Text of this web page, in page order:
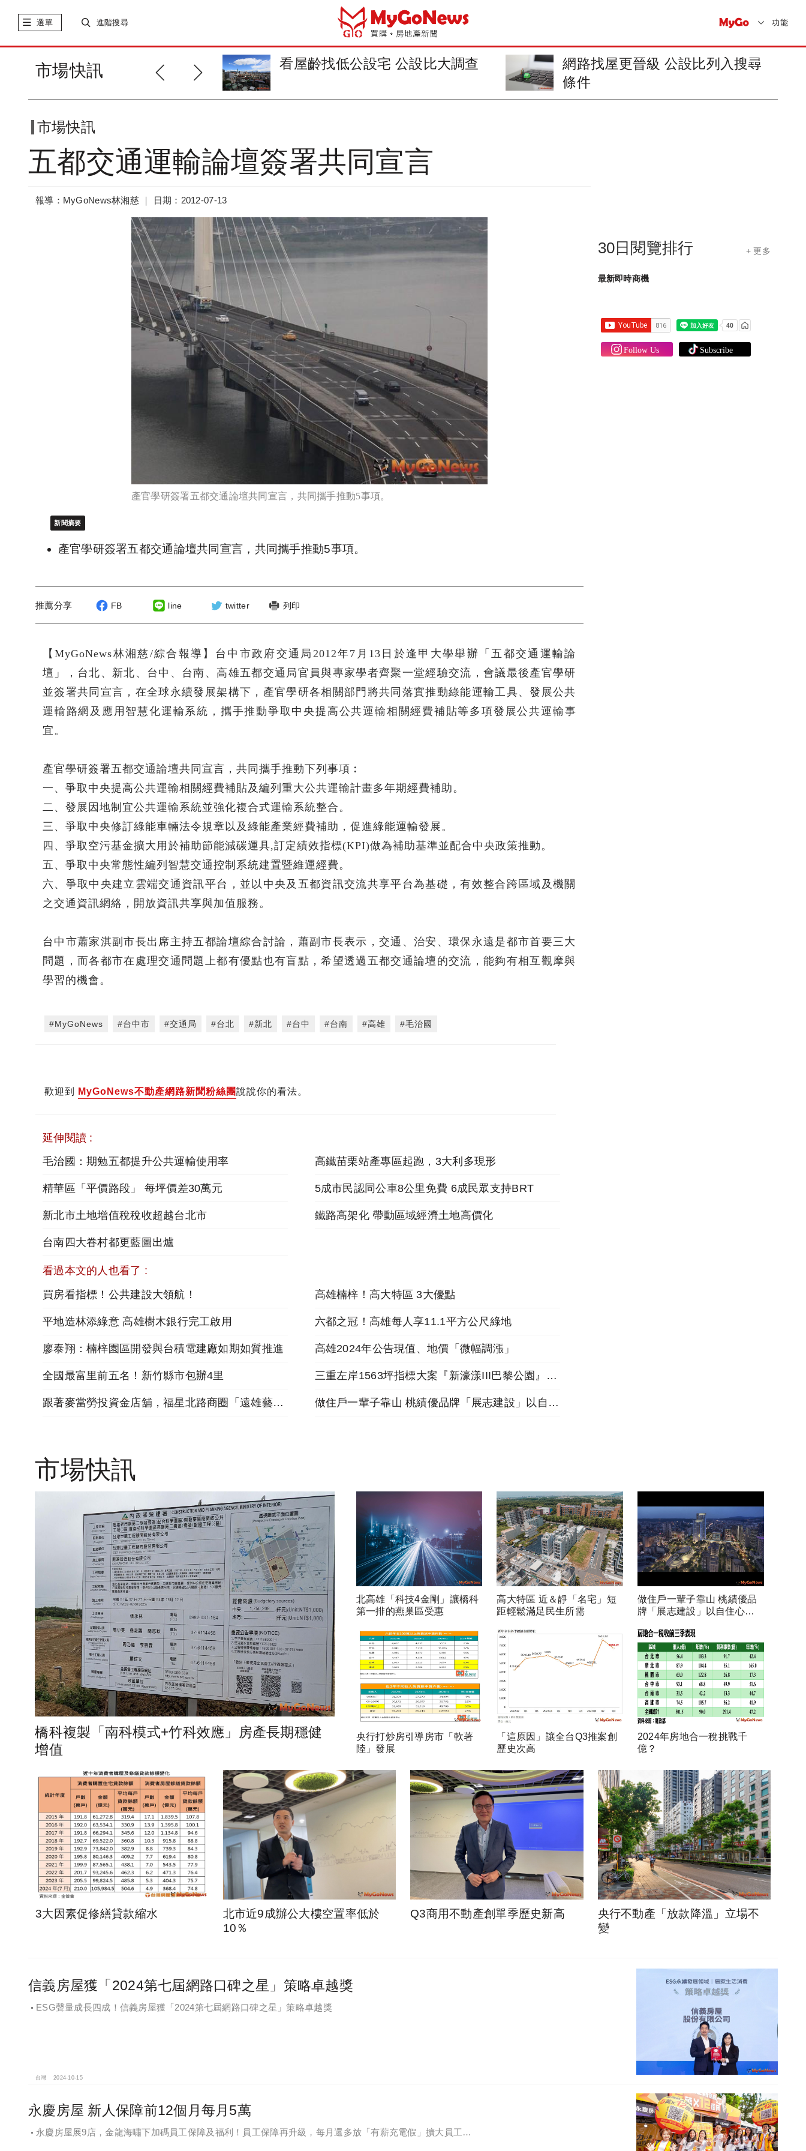
選單 進階搜尋 功能
市場快訊
屋齡找低公設宅 公設比大調查
網路找屋更晉級 公設比列入搜尋
融合藝術與建築 「七俠」辦美術
展
市場快訊
五都交通運輸論壇簽署共同宣言
報導：MyGoNews林湘慈 ｜ 日期：2012-07-13
產官學研簽署五都交通論壇共同宣言，共同攜手推動5事項。
新聞摘要
產官學研簽署五都交通論壇共同宣言，共同攜手推動5事項。
推薦分享 FB line twitter 列印
【MyGoNews林湘慈/綜合報導】台中市政府交通局2012年7月13日於逢甲大學舉辦「五都交通運輸論
壇」，台北、新北、台中、台南、高雄五都交通局官員與專家學者齊聚一堂經驗交流，會議最後產官學研
並簽署共同宣言，在全球永續發展架構下，產官學研各相關部門將共同落實推動綠能運輸工具、發展公共
運輸路網及應用智慧化運輸系統，攜手推動爭取中央提高公共運輸相關經費補貼等多項發展公共運輸事
宜。
產官學研簽署五都交通論壇共同宣言，共同攜手推動下列事項︰
一、爭取中央提高公共運輸相關經費補貼及編列重大公共運輸計畫多年期經費補助。
二、發展因地制宜公共運輸系統並強化複合式運輸系統整合。
三、爭取中央修訂綠能車輛法令規章以及綠能產業經費補助，促進綠能運輸發展。
四、爭取空污基金擴大用於補助節能減碳運具,訂定績效指標(KPI)做為補助基準並配合中央政策推動。
五、爭取中央常態性編列智慧交通控制系統建置暨維運經費。
六、爭取中央建立雲端交通資訊平台，並以中央及五都資訊交流共享平台為基礎，有效整合跨區域及機關
之交通資訊網絡，開放資訊共享與加值服務。
台中市蕭家淇副市長出席主持五都論壇綜合討論，蕭副市長表示，交通、治安、環保永遠是都市首要三大
問題，而各都市在處理交通問題上都有優點也有盲點，希望透過五都交通論壇的交流，能夠有相互觀摩與
學習的機會。
#MyGoNews #台中市 #交通局 #台北 #新北 #台中 #台南 #高雄 #毛治國
歡迎到 MyGoNews不動產網路新聞粉絲團說說你的看法。
延伸閱讀 :
毛治國：期勉五都提升公共運輸使用率
高鐵苗栗站產專區起跑，3大利多現形
精華區「平價路段」 每坪價差30萬元 5成市民認同公車8公里免費 6成民眾支持BRT
新北市土地增值稅稅收超越台北市 鐵路高架化 帶動區域經濟土地高價化
台南四大眷村都更藍圖出爐
看過本文的人也看了 :
買房看指標！公共建設大領航！
高雄楠梓！高大特區 3大優點
平地造林添綠意 高雄樹木銀行完工啟用 六都之冠！高雄每人享11.1平方公尺綠地
廖泰翔：楠梓園區開發與台積電建廠如期如質推進 高雄2024年公告現值、地價「微幅調漲」
全國最富里前五名！新竹縣市包辦4里 三重左岸1563坪指標大案『新濠漾III巴黎公園』熱銷開工
跟著麥當勞投資金店舖，福星北路商圈「遠雄藝舍」金店炙手可熱 做住戶一輩子靠山 桃績優品牌「展志建設」以自住心蓋房
30日閱覽排行 + 更多
最新即時商機
市場快訊
橋科複製「南科模式+竹科效應」房產長期穩健
增值
北高雄「科技4金剛」讓橋科
第一排的燕巢區受惠
高大特區 近＆靜「名宅」短
距輕鬆滿足民生所需
做住戶一輩子靠山 桃績優品
牌「展志建設」以自住心蓋
央行打炒房引導房市「軟著
陸」發展
「這原因」讓全台Q3推案創
歷史次高
2024年房地合一稅挑戰千
億？
3大因素促修繕貸款縮水
北市近9成辦公大樓空置率低於
10％
Q3商用不動產創單季歷史新高
央行不動產「放款降溫」立場不
變
信義房屋獲「2024第七屆網路口碑之星」策略卓越獎
ESG聲量成長四成！信義房屋獲「2024第七屆網路口碑之星」策略卓越獎
台灣 2024-10-15
永慶房屋 新人保障前12個月每月5萬
永慶房屋展9店，金龍海嘯下加碼員工保障及福利！員工保障再升級，每月還多放「有薪充電假」擴大員工幸